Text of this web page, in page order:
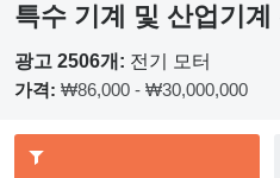
특수 기계 및 산업기계
광고 2506개: 전기 모터
가격: ₩86,000 - ₩30,000,000